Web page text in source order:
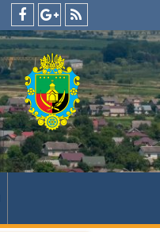
facebook
google
plus
feed